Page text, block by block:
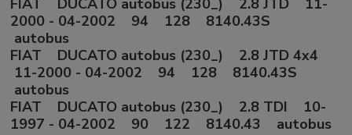
FIAT DUCATO autobus (230_) 2.8 JTD 11-
2000 - 04-2002 94 128 8140.43S
autobus
FIAT DUCATO autobus (230_) 2.8 JTD 4x4
11-2000 - 04-2002 94 128 8140.43S
autobus
FIAT DUCATO autobus (230_) 2.8 TDI 10-
1997 - 04-2002 90 122 8140.43 autobus